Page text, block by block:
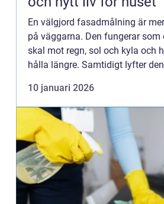
En välgjord fasadmålning är
på väggarna. Den fungerar som
skal mot regn, sol och kyla och
hålla längre. Samtidigt lyfter
inför en ...
10 januari 2026